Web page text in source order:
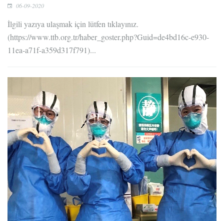
06-09-2020
İlgili yazıya ulaşmak için lütfen tıklayınız.
(https://www.ttb.org.tr/haber_goster.php?Guid=de4bd16c-e930-
11ea-a71f-a359d317f791)...